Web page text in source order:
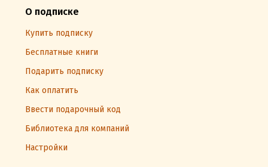
О подписке
Купить подписку
Бесплатные книги
Подарить подписку
Как оплатить
Ввести подарочный код
Библиотека для компаний
Настройки